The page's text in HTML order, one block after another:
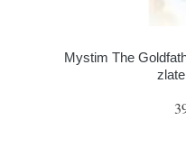
Mystim The